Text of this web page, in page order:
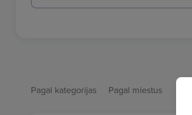
Pagal kategorijas Pagal miestus